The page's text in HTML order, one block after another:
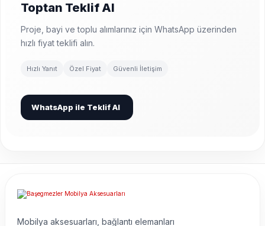
Toptan Teklif Al
Proje, bayi ve toplu alımlarınız için WhatsApp üzerinden
hızlı fiyat teklifi alın.
Hızlı Yanıt Özel Fiyat Güvenli İletişim
WhatsApp ile Teklif Al
Mobilya aksesuarları, bağlantı elemanları